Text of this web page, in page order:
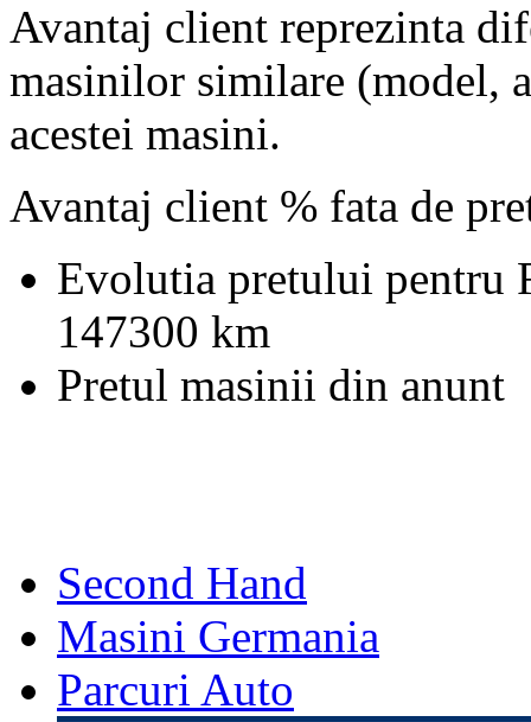
Avantaj client reprezinta
masinilor similare (model,
acestei masini.
Avantaj client % fata de
Evolutia pretului pentru
147300 km
Pretul masinii din anunt
Second Hand
Masini Germania
Parcuri Auto